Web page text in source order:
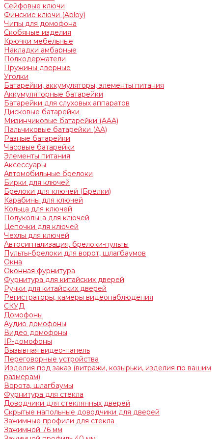
Сейфовые ключи
Финские ключи (Abloy)
Чипы для домофона
Скобяные изделия
Крючки мебельные
Накладки амбарные
Полкодержатели
Пружины дверные
Уголки
Батарейки, аккумуляторы, элементы питания
Аккумуляторные батарейки
Батарейки для слуховых аппаратов
Дисковые батарейки
Мизинчиковые батарейки (AAA)
Пальчиковые батарейки (AA)
Разные батарейки
Часовые батарейки
Элементы питания
Аксессуары
Автомобильные брелоки
Бирки для ключей
Брелоки для ключей (Брелки)
Карабины для ключей
Кольца для ключей
Полукольца для ключей
Цепочки для ключей
Чехлы для ключей
Автосигнализация, брелоки-пульты
Пульты-брелоки для ворот, шлагбаумов
Окна
Оконная фурнитура
Фурнитура для китайских дверей
Ручки для китайских дверей
Регистраторы, камеры видеонаблюдения
СКУД
Домофоны
Аудио домофоны
Видео домофоны
IP-домофоны
Вызывная видео-панель
Переговорные устройства
Изделия под заказ (витражи, козырьки, изделия по вашим
размерам)
Ворота, шлагбаумы
Фурнитура для стекла
Доводчики для стеклянных дверей
Скрытые напольные доводчики для дверей
Зажимные профили для стекла
Зажимной 76 мм